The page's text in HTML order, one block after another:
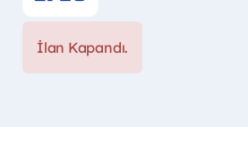
İlan Kapandı.